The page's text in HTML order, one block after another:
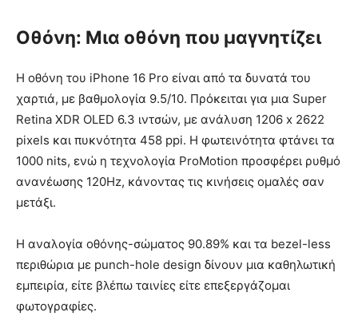
Οθόνη: Μια οθόνη που μαγνητίζει
Η οθόνη του iPhone 16 Pro είναι από τα δυνατά του
χαρτιά, με βαθμολογία 9.5/10. Πρόκειται για μια Super
Retina XDR OLED 6.3 ιντσών, με ανάλυση 1206 x 2622
pixels και πυκνότητα 458 ppi. Η φωτεινότητα φτάνει τα
1000 nits, ενώ η τεχνολογία ProMotion προσφέρει ρυθμό
ανανέωσης 120Hz, κάνοντας τις κινήσεις ομαλές σαν
μετάξι.
Η αναλογία οθόνης-σώματος 90.89% και τα bezel-less
περιθώρια με punch-hole design δίνουν μια καθηλωτική
εμπειρία, είτε βλέπω ταινίες είτε επεξεργάζομαι
φωτογραφίες.